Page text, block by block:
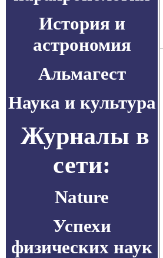
История и
астрономия
Альмагест
Наука и культура
Журналы в
сети:
Nature
Успехи
физических наук